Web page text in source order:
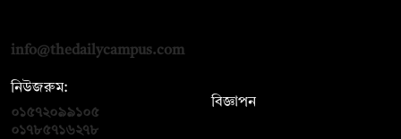
info@thedailycampus.com
নিউজরুম:
০১৫৭২০৯৯১০৫
০১৭৮৫৭১৬২৭৮
বিজ্ঞাপন